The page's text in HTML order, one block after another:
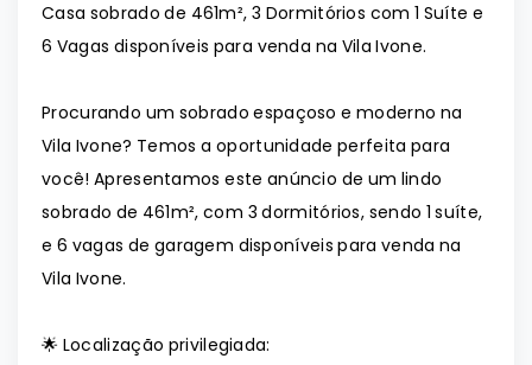
Casa sobrado de 461m², 3 Dormitórios com 1 Suíte e
6 Vagas disponíveis para venda na Vila Ivone.
Procurando um sobrado espaçoso e moderno na
Vila Ivone? Temos a oportunidade perfeita para
você! Apresentamos este anúncio de um lindo
sobrado de 461m², com 3 dormitórios, sendo 1 suíte,
e 6 vagas de garagem disponíveis para venda na
Vila Ivone.
🌟 Localização privilegiada: